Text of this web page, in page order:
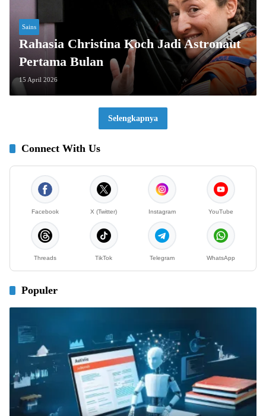
Sains
Rahasia Christina Koch Jadi Astronaut
Pertama Bulan
15 April 2026
Selengkapnya
Connect With Us
Facebook X (Twitter) Instagram YouTube
Threads TikTok Telegram WhatsApp
Populer